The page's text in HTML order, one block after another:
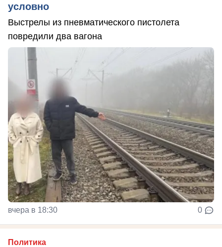
условно
Выстрелы из пневматического пистолета
повредили два вагона
вчера в 18:30 0
Политика